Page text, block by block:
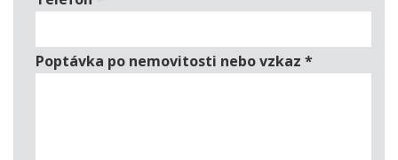
Poptávka po nemovitosti nebo vzkaz *